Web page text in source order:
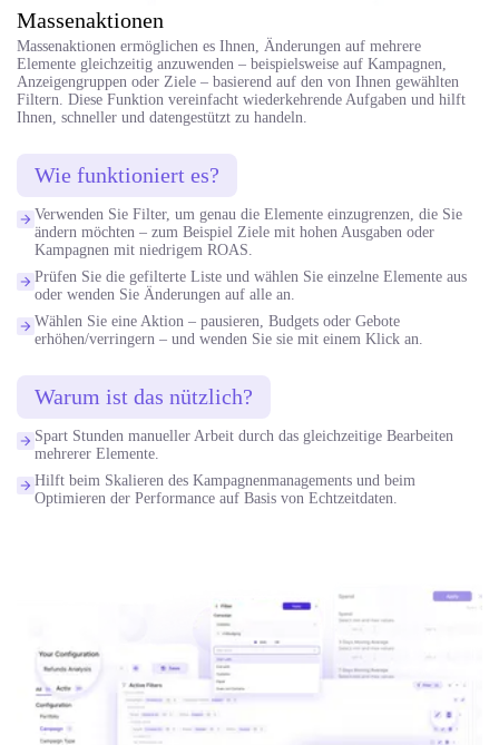
Massenaktionen
Massenaktionen ermöglichen es Ihnen, Änderungen auf mehrere
Elemente gleichzeitig anzuwenden – beispielsweise auf Kampagnen,
Anzeigengruppen oder Ziele – basierend auf den von Ihnen gewählten
Filtern. Diese Funktion vereinfacht wiederkehrende Aufgaben und hilft
Ihnen, schneller und datengestützt zu handeln.
Wie funktioniert es?
Verwenden Sie Filter, um genau die Elemente einzugrenzen, die Sie
ändern möchten – zum Beispiel Ziele mit hohen Ausgaben oder
Kampagnen mit niedrigem ROAS.
Prüfen Sie die gefilterte Liste und wählen Sie einzelne Elemente aus
oder wenden Sie Änderungen auf alle an.
Wählen Sie eine Aktion – pausieren, Budgets oder Gebote
erhöhen/verringern – und wenden Sie sie mit einem Klick an.
Warum ist das nützlich?
Spart Stunden manueller Arbeit durch das gleichzeitige Bearbeiten
mehrerer Elemente.
Hilft beim Skalieren des Kampagnenmanagements und beim
Optimieren der Performance auf Basis von Echtzeitdaten.